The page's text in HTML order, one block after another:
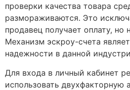
проверки качества товара
размораживаются. Это
продавец получает оплату, но
Механизм эскроу-счета
надежности в данной
Для входа в личный кабинет
использовать двухфакторную